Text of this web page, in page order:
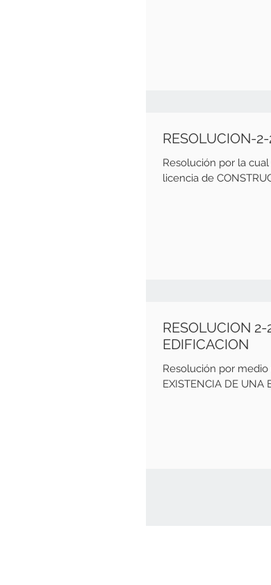
RESOLUCION-
Resolución por la cual
licencia de
RESOLUCION
EDIFICACION
Resolución por medio
EXISTENCIA DE UNA